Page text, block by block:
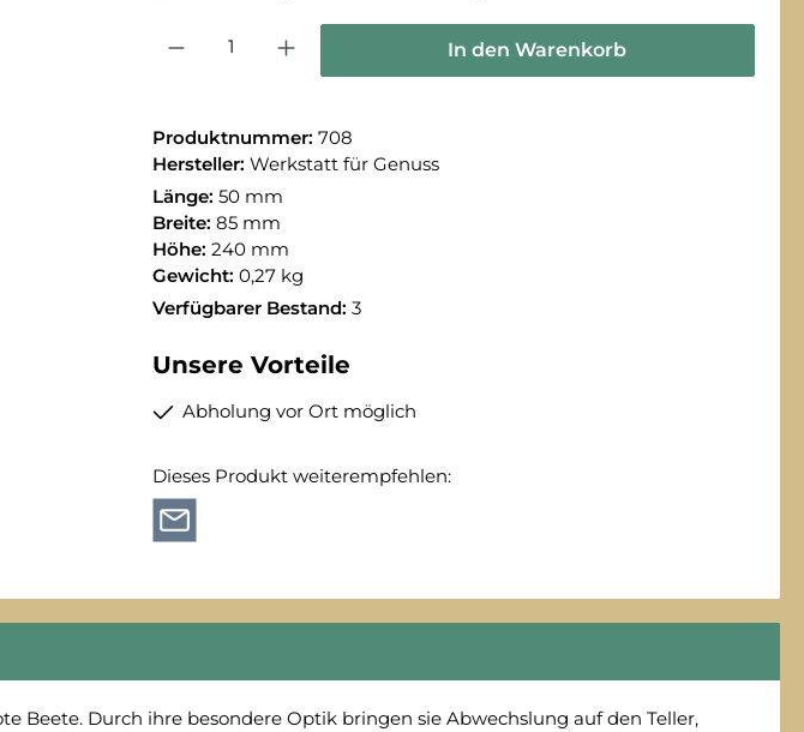
In den Warenkorb
Produktnummer: 708
Hersteller: Werkstatt für Genuss
Länge: 50 mm
Breite: 85 mm
Höhe: 240 mm
Gewicht: 0,27 kg
Verfügbarer Bestand: 3
Unsere Vorteile
Abholung vor Ort möglich
Dieses Produkt weiterempfehlen:
Beete. Durch ihre besondere Optik bringen sie Abwechslung auf den Teller,